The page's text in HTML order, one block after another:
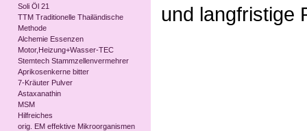
Soli Öl 21
TTM Traditionelle Thailändische
Methode
Alchemie Essenzen
Motor,Heizung+Wasser-TEC
Stemtech Stammzellenvermehrer
Aprikosenkerne bitter
7-Kräuter Pulver
Astaxanathin
MSM
Hilfreiches
orig. EM effektive Mikroorganismen
und langfristige